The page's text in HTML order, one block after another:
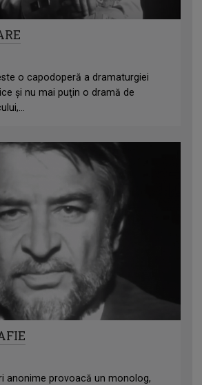
o capodoperă a dramaturgiei
şi nu mai puţin o dramă de
anonime provoacă un monolog,